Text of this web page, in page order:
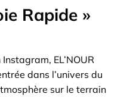
Rapide »
EL’NOUR
dans l’univers du
sur le terrain